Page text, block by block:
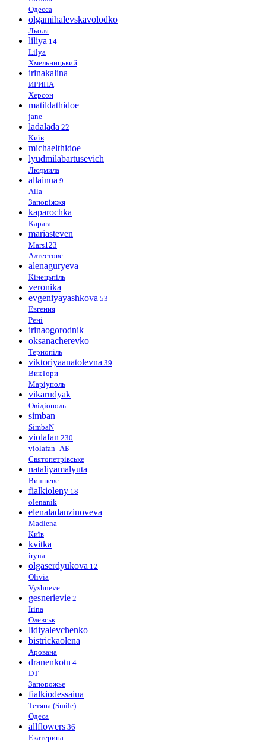
Одесса
olgamihalevskavolodko
Льоля
liliya 14
Lilya
Хмельницький
irinakalina
ИРИНА
Херсон
matildathidoe
jane
ladalada 22
Київ
michaelthidoe
lyudmilabartusevich
Людмила
allainua 9
Alla
Запоріжжя
kaparochka
Kapara
mariasteven
Mars123
Алтестове
alenaguryeva
Кінецьпіль
veronika
evgeniyayashkova 53
Евгения
Рені
irinaogorodnik
oksanacherevko
Тернопіль
viktoriyaanatolevna 39
ВикТори
Маріуполь
vikarudyak
Овідіополь
simban
SimbaN
violafan 230
violafan_АБ
Святопетрівське
nataliyamalyuta
Вишневе
fialkioleny 18
olenanik
elenaladanzinoveva
Madlena
Київ
kvitka
iryna
olgaserdyukova 12
Olivia
Vyshneve
gesnerievie 2
Irina
Олевськ
lidiyalevchenko
bistrickaolena
Арована
dranenkotn 4
DT
Запорожье
fialkiodessaiua
Тетяна (Smile)
Одеса
allflowers 36
Екатерина